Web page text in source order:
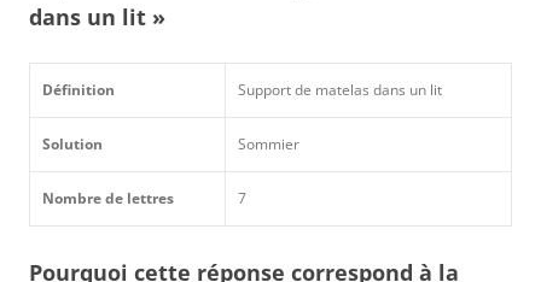
dans un lit »
Définition Support de matelas dans un lit
Solution Sommier
Nombre de lettres 7
Pourquoi cette réponse correspond à la